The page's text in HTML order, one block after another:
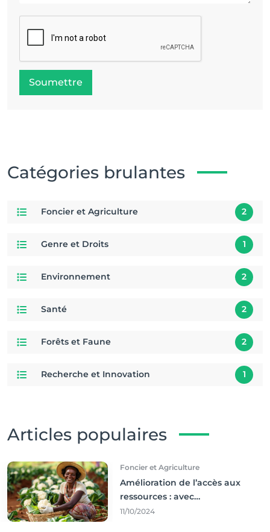
Soumettre
Catégories brulantes
Foncier et Agriculture 2
Genre et Droits 1
Environnement 2
Santé 2
Forêts et Faune 2
Recherche et Innovation 1
Articles populaires
Foncier et Agriculture
Amélioration de l’accès aux
ressources : avec
l'incontournable ’agriculture
11/10/2024